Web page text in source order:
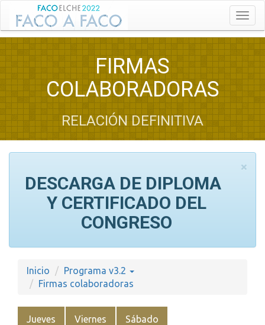
FIRMAS
COLABORADORAS
RELACIÓN DEFINITIVA
×
DESCARGA DE DIPLOMA
Y CERTIFICADO DEL
CONGRESO
Inicio
Programa v3.2
Firmas colaboradoras
Jueves Viernes Sábado